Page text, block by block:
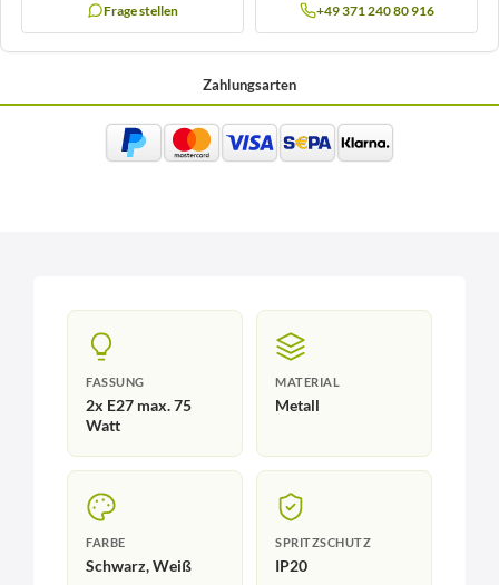
Frage stellen +49 371 240 80 916
Zahlungsarten
FASSUNG
2x E27 max. 75
Watt
MATERIAL
Metall
FARBE
Schwarz, Weiß
SPRITZSCHUTZ
IP20